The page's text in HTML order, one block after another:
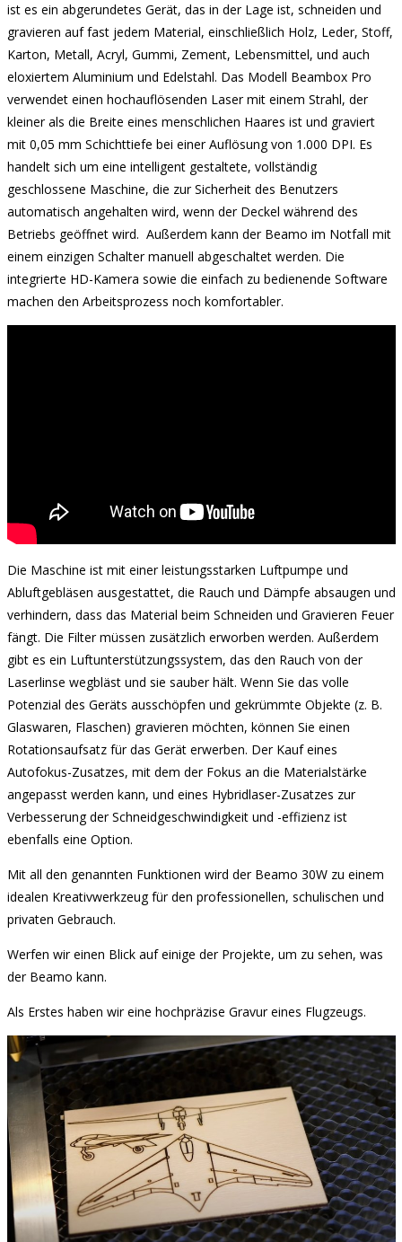
ist es ein abgerundetes Gerät, das in der Lage ist, schneiden und
gravieren auf fast jedem Material, einschließlich Holz, Leder, Stoff,
Karton, Metall, Acryl, Gummi, Zement, Lebensmittel, und auch
eloxiertem Aluminium und Edelstahl. Das Modell Beambox Pro
verwendet einen hochauflösenden Laser mit einem Strahl, der
kleiner als die Breite eines menschlichen Haares ist und graviert
mit 0,05 mm Schichttiefe bei einer Auflösung von 1.000 DPI. Es
handelt sich um eine intelligent gestaltete, vollständig
geschlossene Maschine, die zur Sicherheit des Benutzers
automatisch angehalten wird, wenn der Deckel während des
Betriebs geöffnet wird. Außerdem kann der Beamo im Notfall mit
einem einzigen Schalter manuell abgeschaltet werden. Die
integrierte HD-Kamera sowie die einfach zu bedienende Software
machen den Arbeitsprozess noch komfortabler.
Die Maschine ist mit einer leistungsstarken Luftpumpe und
Abluftgebläsen ausgestattet, die Rauch und Dämpfe absaugen und
verhindern, dass das Material beim Schneiden und Gravieren Feuer
fängt. Die Filter müssen zusätzlich erworben werden. Außerdem
gibt es ein Luftunterstützungssystem, das den Rauch von der
Laserlinse wegbläst und sie sauber hält. Wenn Sie das volle
Potenzial des Geräts ausschöpfen und gekrümmte Objekte (z. B.
Glaswaren, Flaschen) gravieren möchten, können Sie einen
Rotationsaufsatz für das Gerät erwerben. Der Kauf eines
Autofokus-Zusatzes, mit dem der Fokus an die Materialstärke
angepasst werden kann, und eines Hybridlaser-Zusatzes zur
Verbesserung der Schneidgeschwindigkeit und -effizienz ist
ebenfalls eine Option.
Mit all den genannten Funktionen wird der Beamo 30W zu einem
idealen Kreativwerkzeug für den professionellen, schulischen und
privaten Gebrauch.
Werfen wir einen Blick auf einige der Projekte, um zu sehen, was
der Beamo kann.
Als Erstes haben wir eine hochpräzise Gravur eines Flugzeugs.